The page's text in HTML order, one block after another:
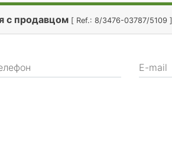
с продавцом [ Ref.: 8/3476-03787/5109 ]
E-mail